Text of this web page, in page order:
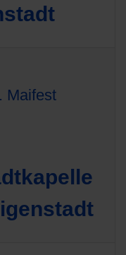
Maifest